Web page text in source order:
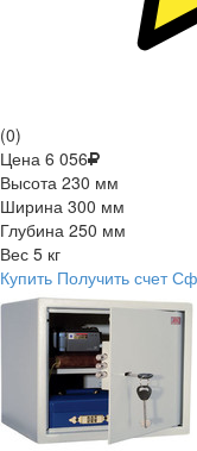
(0)
Цена 6 056
Высота 230 мм
Ширина 300 мм
Глубина 250 мм
Вес 5 кг
Купить Получить счет